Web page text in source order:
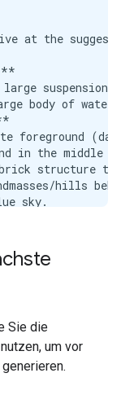
at the
suspension
body of
foreground
in the middle
structure
hills
sky.
on detail
picture of the
The image
and visual
Sie die
um vor